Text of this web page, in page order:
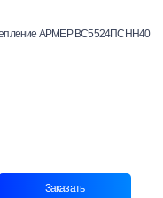
АРМЕР ВС5524ПСНН40
Заказать